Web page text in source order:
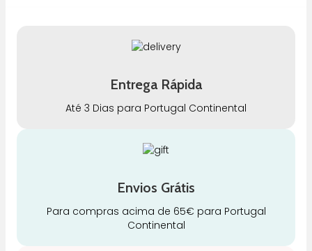
Entrega Rápida
Até 3 Dias para Portugal Continental
Envios Grátis
Para compras acima de 65€ para Portugal
Continental